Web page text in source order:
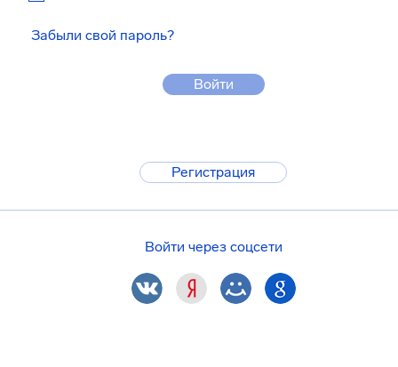
Забыли свой пароль?
Войти
Регистрация
Войти через соцсети